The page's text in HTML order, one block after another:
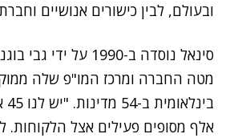
ובעולם, לבין כישורים אנושיים
סינאל נוסדה ב-
מטה החברה ומרכז המו"פ שלה